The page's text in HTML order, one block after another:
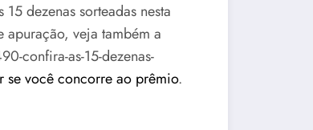
dezenas sorteadas nesta
apuração, veja também a
confira-as-15-dezenas-
se você concorre ao prêmio.